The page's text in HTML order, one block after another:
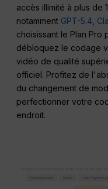
accès illimité à plus de
notamment GPT-5.4
choisissant le Plan Pro
débloquez le codage
vidéo de qualité
officiel. Profitez de
du changement de
perfectionner votre
endroit.